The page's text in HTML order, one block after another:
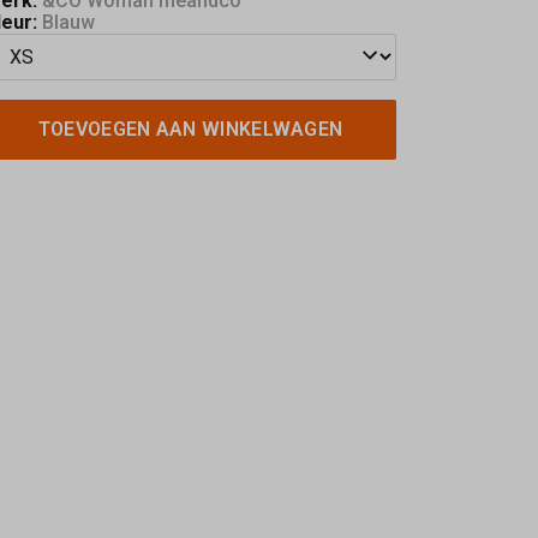
Blauw
TOEVOEGEN AAN WINKELWAGEN